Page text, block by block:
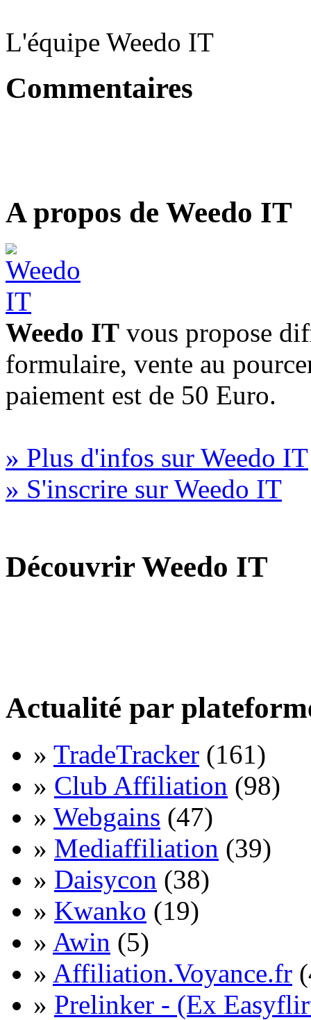
L'équipe Weedo IT
Commentaires
A propos de Weedo IT
Weedo IT vous propose
formulaire, vente au
paiement est de 50 Euro.
» Plus d'infos sur Weedo IT
» S'inscrire sur Weedo IT
Découvrir Weedo IT
Actualité par
» TradeTracker (161)
» Club Affiliation (98)
» Webgains (47)
» Mediaffiliation (39)
» Daisycon (38)
» Kwanko (19)
» Awin (5)
» Affiliation.Voyance.fr
» Prelinker - (Ex